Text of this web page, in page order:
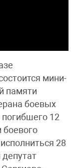
мини-
памяти
боевых
12
боевого
28